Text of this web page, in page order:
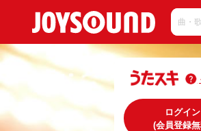
ログイン
(会員登録